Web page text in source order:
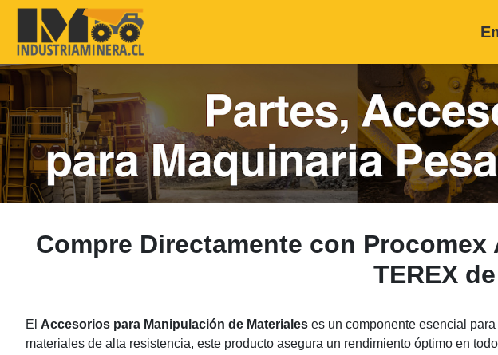
Compre Directamente con
TEREX
El Accesorios para Manipulación de Materiales es un componente esencial
materiales de alta resistencia, este producto asegura un rendimiento óptimo en